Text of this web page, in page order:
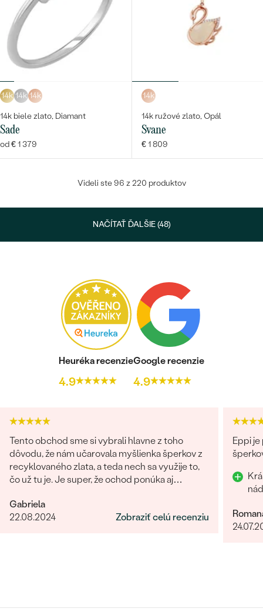
14k 14k 14k
14k biele zlato, Diamant
Sade
od € 1 379
14k
14k ružové zlato, Opál
Svane
€ 1 809
Videli ste 96 z 220 produktov
NAČÍTAŤ ĎALŠIE (48)
Heuréka recenzie
4.9
Google recenzie
4.9
Tento obchod sme si vybrali hlavne z toho
dôvodu, že nám učarovala myšlienka šperkov z
recyklovaného zlata, a teda nech sa využije to,
čo už tu je. Je super, že ochod ponúka aj
namiesto prírodných. Čo sa týka showroomu v
Bratislave, môžem len odporúčať. Pani Marianna
dokonalá, ako som si predstavovala. Za nás
Gabriela
22.08.2024
Zobraziť celú recenziu
Eppi